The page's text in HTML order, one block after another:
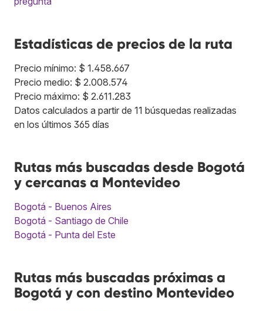
Estadísticas de precios de la ruta
Precio mínimo: $ 1.458.667
Precio medio: $ 2.008.574
Precio máximo: $ 2.611.283
Datos calculados a partir de 11 búsquedas realizadas
en los últimos 365 días
Rutas más buscadas desde Bogotá
y cercanas a Montevideo
Bogotá - Buenos Aires
Bogotá - Santiago de Chile
Bogotá - Punta del Este
Rutas más buscadas próximas a
Bogotá y con destino Montevideo